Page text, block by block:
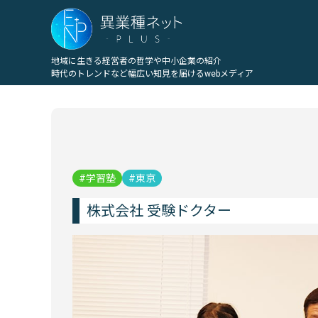
地域に生きる経営者の哲学や中小企業の紹介
時代のトレンドなど幅広い知見を届けるwebメディア
学習塾 東京
株式会社 受験ドクター